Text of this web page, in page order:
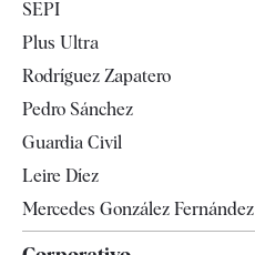
Televisión
SEPI
Plus Ultra
Rodríguez Zapatero
Pedro Sánchez
Guardia Civil
Leire Díez
Mercedes González Fernández